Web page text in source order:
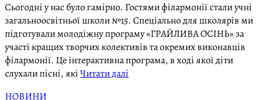
Сьогодні у нас було гамірно. Гостями філармонії стали учні
загальноосвітньої школи №15. Спеціально для школярів ми
підготували молодіжну програму «ГРАЙЛИВА ОСІНЬ» за
участі кращих творчих колективів та окремих виконавців
філармонії. Це інтерактивна програма, в ході якої діти
слухали пісні, якіЧитати далі
НОВИНИ